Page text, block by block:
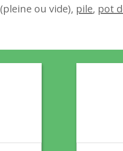
(pleine ou vide), pile, pot